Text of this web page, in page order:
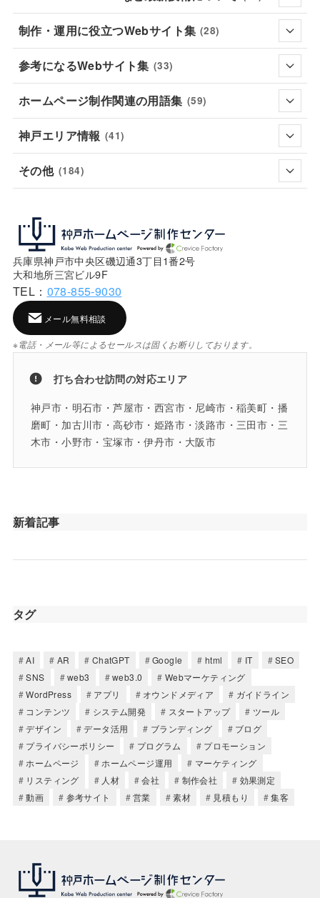
制作・運用に役立つWebサイト集 (28)
参考になるWebサイト集 (33)
ホームページ制作関連の用語集 (59)
神戸エリア情報 (41)
その他 (184)
兵庫県神戸市中央区磯辺通3丁目1番2号
大和地所三宮ビル9F
TEL： 078-855-9030
メール無料相談
※電話・メール等によるセールスは固くお断りしております。
打ち合わせ訪問の対応エリア
神戸市・明石市・芦屋市・西宮市・尼崎市・稲美町・播
磨町・加古川市・高砂市・姫路市・淡路市・三田市・三
木市・小野市・宝塚市・伊丹市・大阪市
新着記事
タグ
AI AR ChatGPT Google html IT
SEO
SNS
web3 web3.0
Webマーケティング
WordPress
アプリ オウンドメディア
ガイドライン
コンテンツ
システム開発 スタートアップ
ツール
デザイン
データ活用 ブランディング
ブログ
プライバシーポリシー
プログラム
プロモーション
ホームページ
ホームページ運用
マーケティング
リスティング
人材 会社 制作会社
効果測定
動画
参考サイト 営業 素材 見積もり 集客